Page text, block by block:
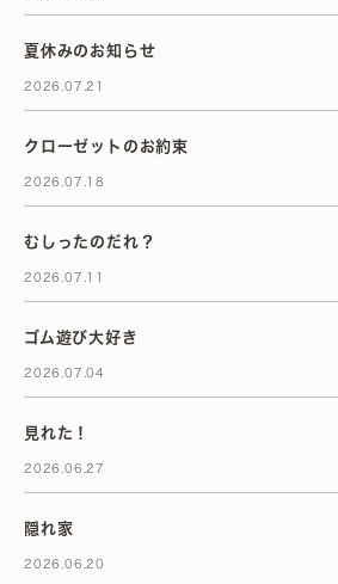
夏休みのお知らせ
2026.07.21
クローゼットのお約束
2026.07.18
むしったのだれ？
2026.07.11
ゴム遊び大好き
2026.07.04
見れた！
2026.06.27
隠れ家
2026.06.20